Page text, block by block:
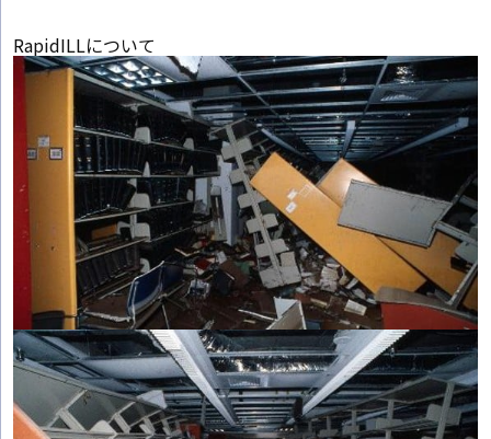
RapidILLについて